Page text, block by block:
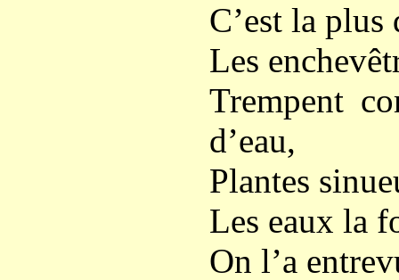
C’est la plus
Les
Trempent
d’eau,
Plantes
Les eaux la
On l’a